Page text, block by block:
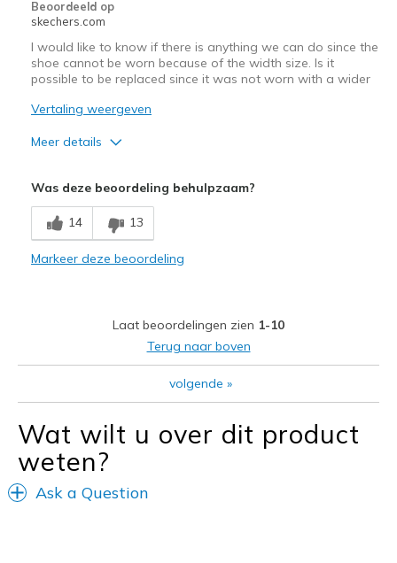
Travel
Width
Feels true to width
Sizing
Feels true to size
Beoordeeld op
skechers.com
I would like to know if there is anything we can do since the
shoe cannot be worn because of the width size. Is it
possible to be replaced since it was not worn with a wider
Vertaling weergeven
Meer details
Was deze beoordeling behulpzaam?
14 13
Markeer deze beoordeling
Laat beoordelingen zien 1-10
Terug naar boven
volgende »
Wat wilt u over dit product
weten?
Ask a Question